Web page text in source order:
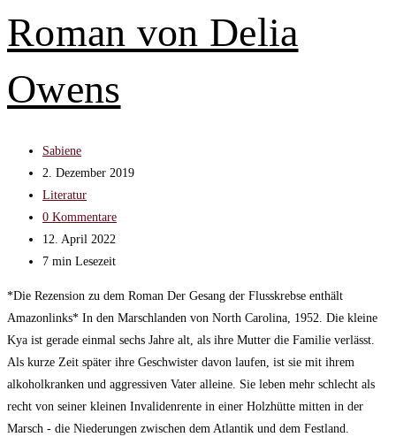
Woche
Roman von Delia
Owens
Beitrags-
Autor:
Sabiene
Beitrag
veröffentlicht:
2. Dezember 2019
Beitrags-
Kategorie:
Literatur
Beitrags-
Kommentare:
0 Kommentare
Beitrag
zuletzt
12. April 2022
Lesedauer:
7 min Lesezeit
*Die Rezension zu dem Roman Der Gesang der Flusskrebse enthält
Amazonlinks* In den Marschlanden von North Carolina, 1952. Die kleine
Kya ist gerade einmal sechs Jahre alt, als ihre Mutter die Familie verlässt.
Als kurze Zeit später ihre Geschwister davon laufen, ist sie mit ihrem
alkoholkranken und aggressiven Vater alleine. Sie leben mehr schlecht als
recht von seiner kleinen Invalidenrente in einer Holzhütte mitten in der
Marsch - die Niederungen zwischen dem Atlantik und dem Festland.